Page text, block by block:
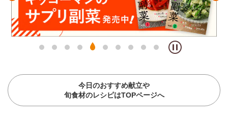
今日のおすすめ献立や
旬食材のレシピはTOPページへ